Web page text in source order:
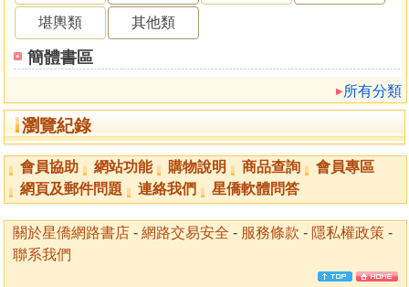
堪輿類 其他類
簡體書區
所有分類
瀏覽紀錄
會員協助 網站功能 購物說明 商品查詢
會員專區
網頁及郵件問題
連絡我們 星僑軟體問答
關於星僑網路書店 - 網路交易安全 - 服務條款 - 隱私權政策 -
聯系我們